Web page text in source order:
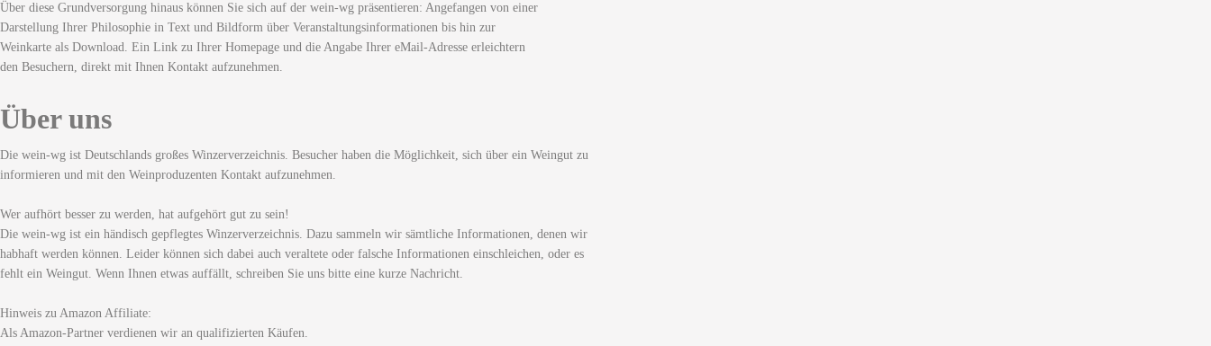
Über diese Grundversorgung hinaus können Sie sich auf der wein-wg präsentieren: Angefangen von einer
Darstellung Ihrer Philosophie in Text und Bildform über Veranstaltungsinformationen bis hin zur
Weinkarte als Download. Ein Link zu Ihrer Homepage und die Angabe Ihrer eMail-Adresse erleichtern
den Besuchern, direkt mit Ihnen Kontakt aufzunehmen.
Über uns
Die wein-wg ist Deutschlands großes Winzerverzeichnis. Besucher haben die Möglichkeit, sich über ein Weingut zu
informieren und mit den Weinproduzenten Kontakt aufzunehmen.
Wer aufhört besser zu werden, hat aufgehört gut zu sein!
Die wein-wg ist ein händisch gepflegtes Winzerverzeichnis. Dazu sammeln wir sämtliche Informationen, denen wir
habhaft werden können. Leider können sich dabei auch veraltete oder falsche Informationen einschleichen, oder es
fehlt ein Weingut. Wenn Ihnen etwas auffällt, schreiben Sie uns bitte eine kurze Nachricht.
Hinweis zu Amazon Affiliate:
Als Amazon-Partner verdienen wir an qualifizierten Käufen.